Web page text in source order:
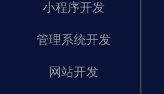
小程序开发
管理系统开发
网站开发